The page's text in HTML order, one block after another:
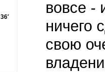
36′
вовсе -
ничего
свою